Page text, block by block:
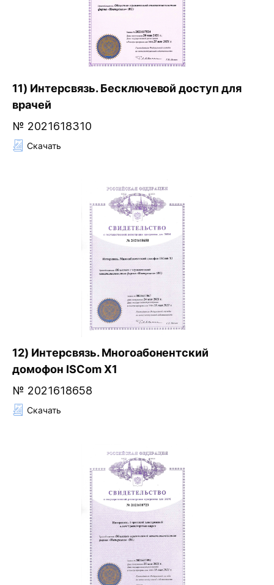
11) Интерсвязь. Бесключевой доступ для
врачей
№ 2021618310
Скачать
12) Интерсвязь. Многоабонентский
домофон ISCom X1
№ 2021618658
Скачать